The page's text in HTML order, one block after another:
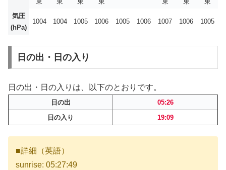
気圧
(hPa)
1004 1004 1005 1006 1005 1006 1007 1006 1005
日の出・日の入り
日の出・日の入りは、以下のとおりです。
日の出
05:26
日の入り
19:09
■詳細（英語）
sunrise: 05:27:49